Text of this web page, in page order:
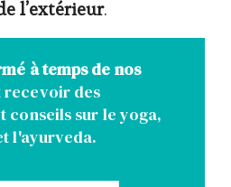
l’extérieur.
à temps de nos
recevoir des
conseils sur le yoga,
l'ayurveda.